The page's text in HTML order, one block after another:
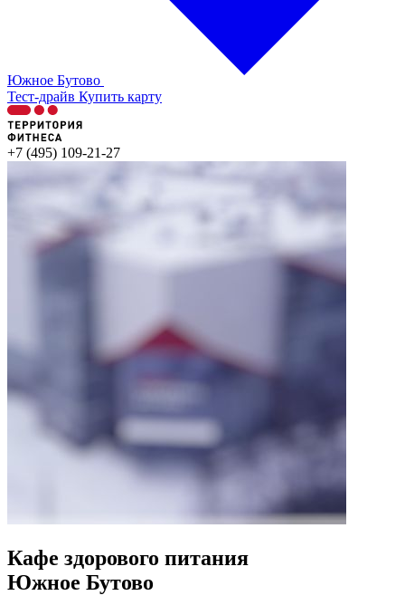
Южное Бутово
Тест-драйв Купить карту
+7 (495) 109-21-27
Кафе здорового питания
Южное Бутово